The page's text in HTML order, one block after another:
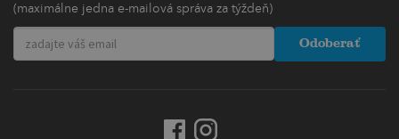
(maximálne jedna e-mailová správa za týždeň)
Odoberať